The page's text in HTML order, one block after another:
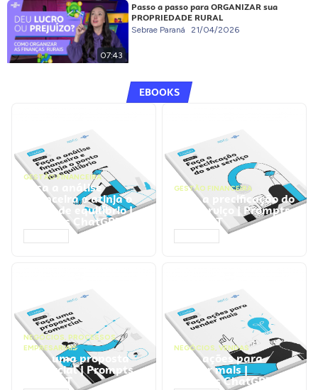
07:43
Passo a passo para ORGANIZAR sua
PROPRIEDADE RURAL
Sebrae Paraná 21/04/2026
EBOOKS
GESTÃO FINANCEIRA
Faça a análise
financeira e atinja o
ponto de equilíbrio |
Prompts ChatGPT
GESTÃO FINANCEIRA
Faça a precificação do
seu serviço | Prompts
ChatGPT
NEGÓCIOS, PROCESSOS
EMPRESARIAIS
Faça uma proposta
comercial | Prompts
ChatGPT
NEGÓCIOS, VENDAS
Faça ações para
vender mais |
Prompts ChatGPT